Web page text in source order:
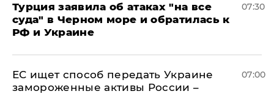
Турция заявила об атаках "на все
суда" в Черном море и обратилась к
РФ и Украине
07:30
ЕС ищет способ передать Украине
замороженные активы России –
07:00